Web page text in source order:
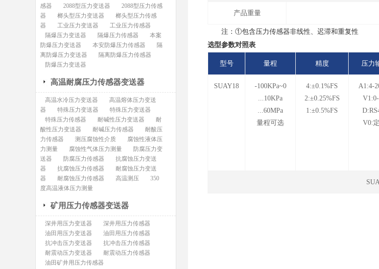
产品重量
注：①包含压力传感器非线性、迟滞和重复性
选型参数对照表
型号 量程 精度 压力
SUAY18
-100KPa~0
...10KPa
...60MPa
量程可选
4:±0.1%FS
2:±0.25%FS
1:±0.5%FS
A1:4-
V0:
感器
2088型压力变送器
2088型压力传感
器
榔头型压力变送器
榔头型压力传感
器
工业压力变送器
工业压力传感器
隔爆压力变送器
隔爆压力传感器
本案
防爆压力变送器
本安防爆压力传感器
隔
离防爆压力变送器
隔离防爆压力传感器
防爆压力变送器
高温耐腐压力传感器变送器
高温水冷压力变送器
高温熔体压力变送
器
特殊压力变送器
特殊压力变送器
特殊压力传感器
耐碱性压力变送器
耐
酸性压力变送器
耐碱压力传感器
耐酸压
力传感器
测压腐蚀性介质
腐蚀性液体压
力测量
腐蚀性气体压力测量
防腐压力变
送器
防腐压力传感器
抗腐蚀压力变送
器
抗腐蚀压力传感器
耐腐蚀压力变送
器
耐腐蚀压力传感器 高温测压
350
度高温液体压力测量
矿用压力传感器变送器
深井用压力变送器
深井用压力传感器
油田用压力变送器
油田用压力传感器
抗冲击压力变送器
抗冲击压力传感器
耐震动压力变送器
耐震动压力传感器
油田矿井用压力传感器